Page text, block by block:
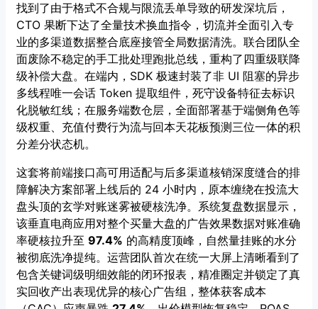
找到了由于格式不合规与限流丢单导致的研发深坑后，
CTO 果断下达了全量技术换血指令，切流并全面引入专
业的多渠道数据整合底座接管全局数据清洗。联合团队全
面废除不稳定的手工批处理跑批总线，重构了四重级联降
级补偿大盘。在端内，SDK 极速封装了非 UI 阻塞的异步
多线程唯一会话 Token 提取组件，死守设备特征去标识
化脱敏红线；在服务端数仓层，全面部署基于端侧角色等
级权重、充值付费行为流与回本天花板预测三位一体的积
分差分状态机。
这套将前端接口高可用适配与后多渠道核销深度缝合的排
障解决方案部署上线后的 24 小时内，原本缠绕在投流大
盘头顶的玄学对账迷雾被硬核洗净。系统复盘数据显示，
该垂直电商应用对整个买量大盘的广告效果数据对账准确
率硬核拉升至 97.4% 的高精度顶峰，自然量挂账的水分
被彻底洗净提纯。运营团队首次在统一大屏上清晰看到了
包含关键词级明细效能的闭环报表，精准圈定并锁定了真
实回收产出表现优异的核心广告组，整体获客成本